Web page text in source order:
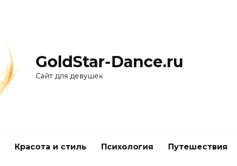
GoldStar-Dance.ru
Сайт для девушек
Красота и стиль Психология Путешествия